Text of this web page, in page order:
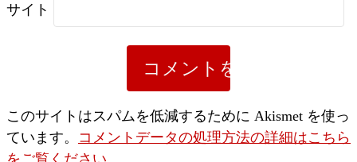
サイト
このサイトはスパムを低減するために Akismet を使っ
ています。 コメントデータの処理方法の詳細はこちら
をご覧ください。